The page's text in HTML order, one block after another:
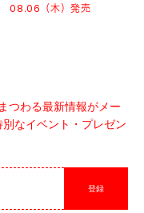
08.06（木）発売
つわる最新情報がメー
なイベント・プレゼン
登録